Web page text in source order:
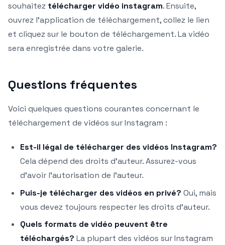
souhaitez télécharger vidéo instagram. Ensuite,
ouvrez l’application de téléchargement, collez le lien
et cliquez sur le bouton de téléchargement. La vidéo
sera enregistrée dans votre galerie.
Questions fréquentes
Voici quelques questions courantes concernant le
téléchargement de vidéos sur Instagram :
Est-il légal de télécharger des vidéos Instagram?
Cela dépend des droits d’auteur. Assurez-vous
d’avoir l’autorisation de l’auteur.
Puis-je télécharger des vidéos en privé? Oui, mais
vous devez toujours respecter les droits d’auteur.
Quels formats de vidéo peuvent être
téléchargés? La plupart des vidéos sur Instagram